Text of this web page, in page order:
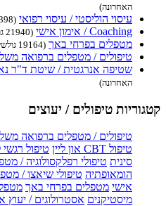
האחרונה)
עיסוי הוליסטי / עיסוי רפואי (24398 גולשים ביממה האחרונה)
Coaching / אימון אישי (21940 גולשים ביממה האחרונה)
מטפלים בפרחי באך (19164 גולשים ביממה האחרונה)
טיפולים / מטפלים ברפואה
שטיפה אנרגטית / שיטת ד"ר
האחרונה)
קטגוריות טיפולים / יעוצים
טיפולים / מטפלים ברפואה
טיפול CBT און ליין
טיפול רגשי
סינית טיפולי רפלקסולוגיה /
הומאופתיה טיפולי שיאצו /
אישי מטפלים בפרחי באך
מיסטיקנים אסטרולוגים / יעוץ